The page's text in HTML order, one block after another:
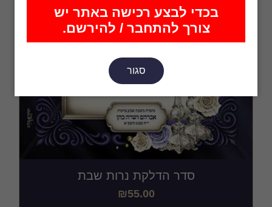
בכדי לבצע רכישה באתר יש
צורך להתחבר / להירשם.
סגור
סדר הדלקת נרות שבת
₪55.00